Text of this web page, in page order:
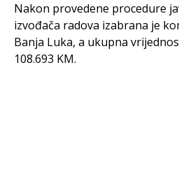
Nakon provedene procedure
izvođača radova izabrana je
Banja Luka, a ukupna
108.693 KM.